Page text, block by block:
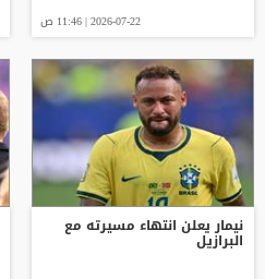
2026-07-22 | 11:46 ص
نيمار يعلن انتهاء مسيرته مع
البرازيل